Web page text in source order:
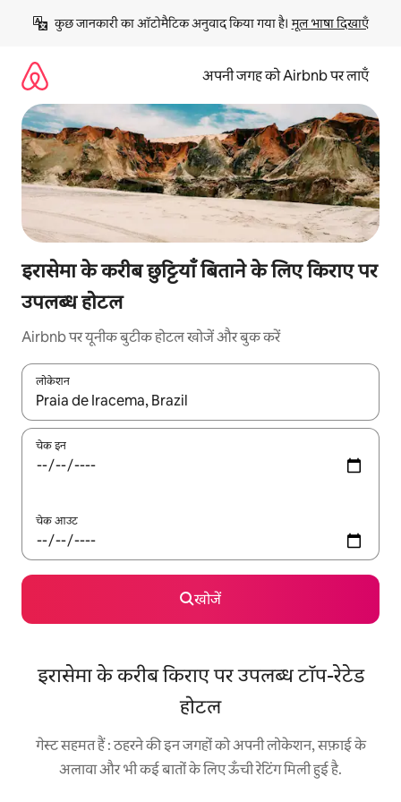
छोड़कर
कॉन्टेंट
कुछ जानकारी का ऑटोमैटिक अनुवाद किया गया है। मूल भाषा दिखाएँ
अपनी जगह को Airbnb पर लाएँ
इरासेमा के करीब छुट्टियाँ बिताने के लिए किराए पर
उपलब्ध होटल
Airbnb पर यूनीक बुटीक होटल खोजें और बुक करें
लोकेशन
नतीजों के उपलब्ध होने पर, अप और डाउन 'ऐरो की' का इस्तेमाल करके नेविगेट
चेक इन
चेक आउट
खोजें
इरासेमा के करीब किराए पर उपलब्ध टॉप-रेटेड
होटल
गेस्ट सहमत हैं : ठहरने की इन जगहों को अपनी लोकेशन, सफ़ाई के
अलावा और भी कई बातों के लिए ऊँची रेटिंग मिली हुई है.